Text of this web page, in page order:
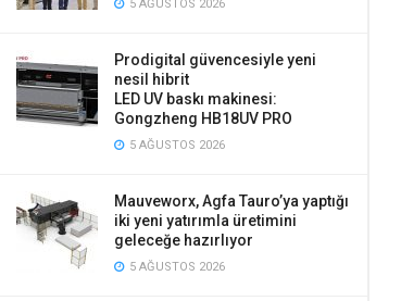
5 AĞUSTOS 2026
Prodigital güvencesiyle yeni
nesil hibrit
LED UV baskı makinesi:
Gongzheng HB18UV PRO
5 AĞUSTOS 2026
Mauveworx, Agfa Tauro’ya yaptığı
iki yeni yatırımla üretimini
geleceğe hazırlıyor
5 AĞUSTOS 2026